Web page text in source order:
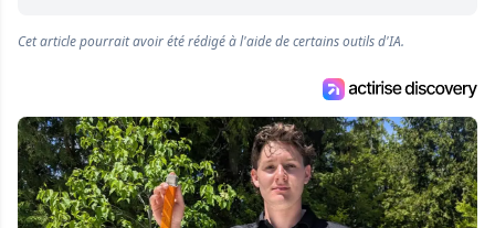
Cet article pourrait avoir été rédigé à l'aide de certains outils d'IA.